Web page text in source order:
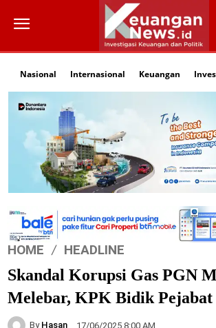
Nasional Internasional Keuangan
HOME HEADLINE
Skandal Korupsi Gas PGN
Melebar, KPK Bidik
By Hasan 17/06/2025 8:00 AM